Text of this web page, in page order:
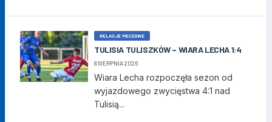
RELACJE MECZOWE
TULISIA TULISZKÓW – WIARA LECHA 1:4
8 SIERPNIA 2026
Wiara Lecha rozpoczęła sezon od
wyjazdowego zwycięstwa 4:1 nad
Tulisią...